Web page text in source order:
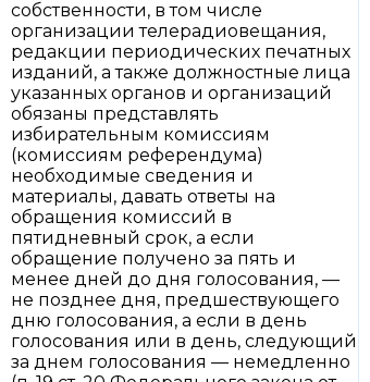
собственности, в том числе
организации телерадиовещания,
редакции периодических печатных
изданий, а также должностные лица
указанных органов и организаций
обязаны представлять
избирательным комиссиям
(комиссиям референдума)
необходимые сведения и
материалы, давать ответы на
обращения комиссий в
пятидневный срок, а если
обращение получено за пять и
менее дней до дня голосования, —
не позднее дня, предшествующего
дню голосования, а если в день
голосования или в день, следующий
за днем голосования — немедленно